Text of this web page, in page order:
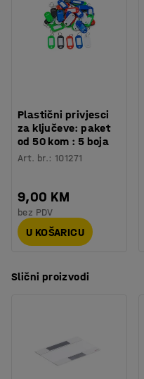
Plastični privjesci
za ključeve: paket
od 50 kom : 5 boja
Art. br.:101271
9,00 KM
bez PDV
U KOŠARICU
Slični proizvodi